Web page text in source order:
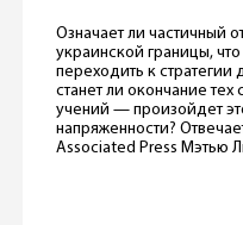
Означает ли частичный
украинской границы,
переходить к стратегии
станет ли окончание
учений — произойдет
напряженности?
Associated Press Мэтью